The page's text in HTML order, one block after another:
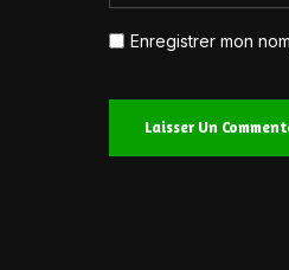
Enregistrer mon